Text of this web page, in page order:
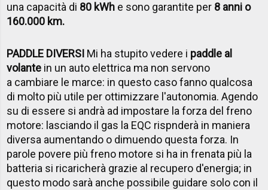
una capacità di 80 kWh e sono garantite per 8 anni o
160.000 km.
PADDLE DIVERSI Mi ha stupito vedere i paddle al
volante in un auto elettrica ma non servono
a cambiare le marce: in questo caso fanno qualcosa
di molto più utile per ottimizzare l'autonomia. Agendo
su di essere si andrà ad impostare la forza del freno
motore: lasciando il gas la EQC rispnderà in maniera
diversa aumentando o dimuendo questa forza. In
parole povere più freno motore si ha in frenata più la
batteria si ricaricherà grazie al recupero d'energia; in
questo modo sarà anche possibile guidare solo con il